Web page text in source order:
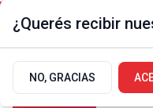
Arte y Cultura
¿Querés recibir
NO, GRACIAS